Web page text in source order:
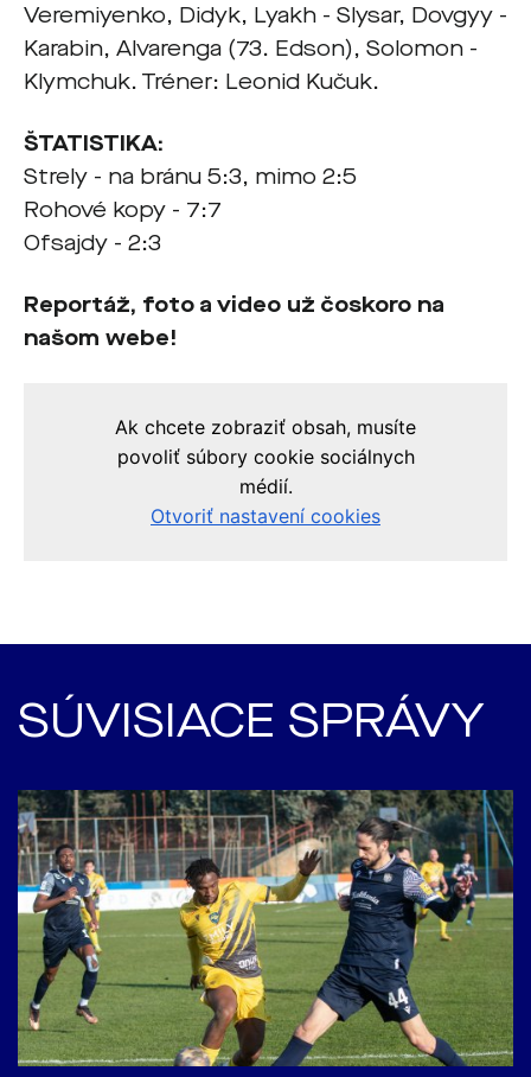
Veremiyenko, Didyk, Lyakh - Slysar, Dovgyy -
Karabin, Alvarenga (73. Edson), Solomon -
Klymchuk. Tréner: Leonid Kučuk.
ŠTATISTIKA:
Strely - na bránu 5:3, mimo 2:5
Rohové kopy - 7:7
Ofsajdy - 2:3
Reportáž, foto a video už čoskoro na
našom webe!
SÚVISIACE SPRÁVY